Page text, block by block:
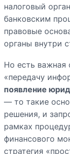
налоговый
банковским
правовые
органы внутри
Но есть важная
«передачу
появление
— то такие
решения, и
рамках
финансового
стратегия